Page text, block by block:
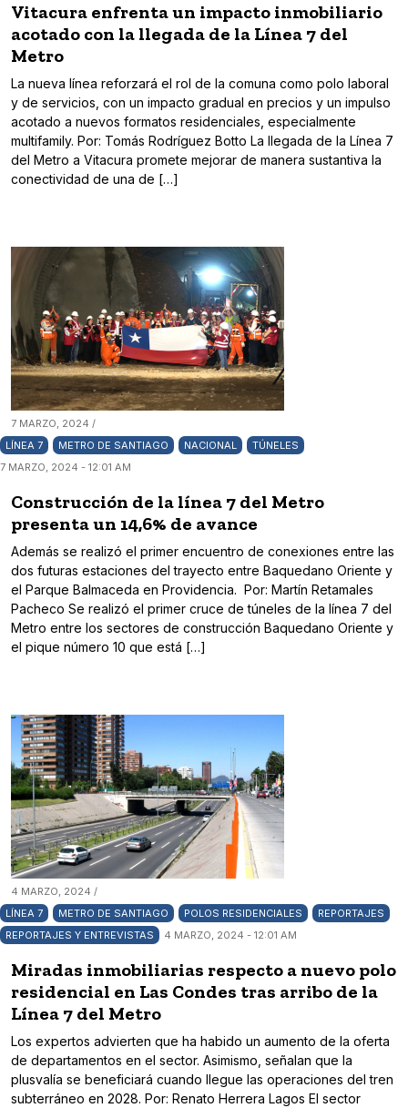
Vitacura enfrenta un impacto inmobiliario
acotado con la llegada de la Línea 7 del
Metro
La nueva línea reforzará el rol de la comuna como polo laboral
y de servicios, con un impacto gradual en precios y un impulso
acotado a nuevos formatos residenciales, especialmente
multifamily. Por: Tomás Rodríguez Botto La llegada de la Línea 7
del Metro a Vitacura promete mejorar de manera sustantiva la
conectividad de una de […]
7 MARZO, 2024 /
LÍNEA 7
METRO DE SANTIAGO NACIONAL
TÚNELES
7 MARZO, 2024 - 12:01 AM
Construcción de la línea 7 del Metro
presenta un 14,6% de avance
Además se realizó el primer encuentro de conexiones entre las
dos futuras estaciones del trayecto entre Baquedano Oriente y
el Parque Balmaceda en Providencia. Por: Martín Retamales
Pacheco Se realizó el primer cruce de túneles de la línea 7 del
Metro entre los sectores de construcción Baquedano Oriente y
el pique número 10 que está […]
4 MARZO, 2024 /
LÍNEA 7
METRO DE SANTIAGO POLOS RESIDENCIALES
REPORTAJES
REPORTAJES Y ENTREVISTAS
4 MARZO, 2024 - 12:01 AM
Miradas inmobiliarias respecto a nuevo polo
residencial en Las Condes tras arribo de la
Línea 7 del Metro
Los expertos advierten que ha habido un aumento de la oferta
de departamentos en el sector. Asimismo, señalan que la
plusvalía se beneficiará cuando llegue las operaciones del tren
subterráneo en 2028. Por: Renato Herrera Lagos El sector